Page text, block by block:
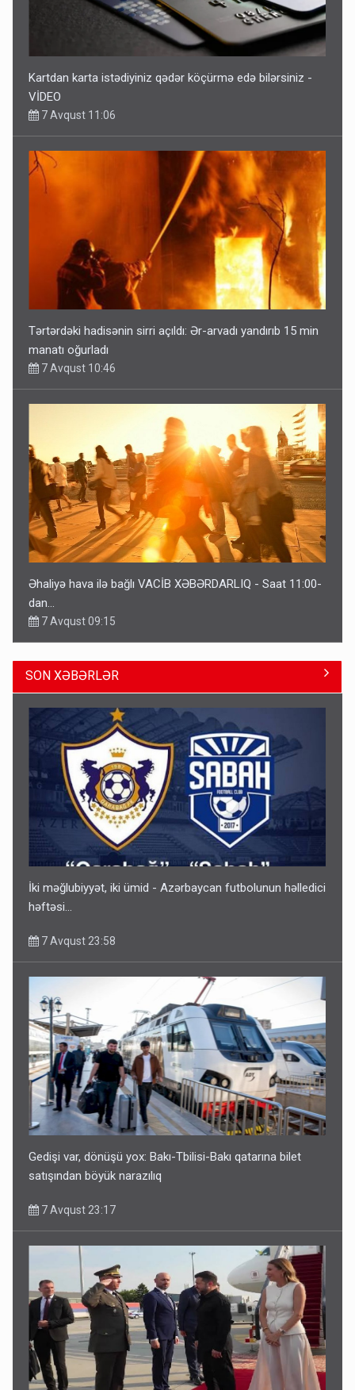
Kartdan karta istədiyiniz qədər köçürmə edə bilərsiniz -
VİDEO
7 Avqust 11:06
Tərtərdəki hadisənin sirri açıldı: Ər-arvadı yandırıb 15 min
manatı oğurladı
7 Avqust 10:46
Əhaliyə hava ilə bağlı VACİB XƏBƏRDARLIQ - Saat 11:00-
dan…
7 Avqust 09:15
Gedişi var, dönüşü yox: Bakı-Tbilisi-Bakı qatarına bilet
satışından böyük narazılıq
Geri çağırılan səfir Abel Məhərrəmovun oğludur - DOSYE
7 Avqust 14:07
Media və Yayım Şurasına əlavə hüquq və vəzifələr verilib
7 Avqust 13:24
SON XƏBƏRLƏR
İki məğlubiyyət, iki ümid - Azərbaycan futbolunun həlledici
həftəsi...
7 Avqust 23:58
Gedişi var, dönüşü yox: Bakı-Tbilisi-Bakı qatarına bilet
satışından böyük narazılıq
7 Avqust 23:17